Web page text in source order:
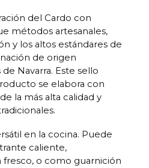
del Cardo con
métodos artesanales,
y los altos estándares de
de origen
Navarra. Este sello
se elabora con
la más alta calidad y
en la cocina. Puede
caliente,
o como guarnición